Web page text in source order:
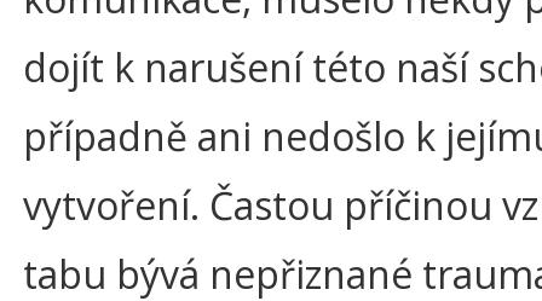
dojít k narušení této naší
případně ani nedošlo k
vytvoření. Častou příčinou
tabu bývá nepřiznané